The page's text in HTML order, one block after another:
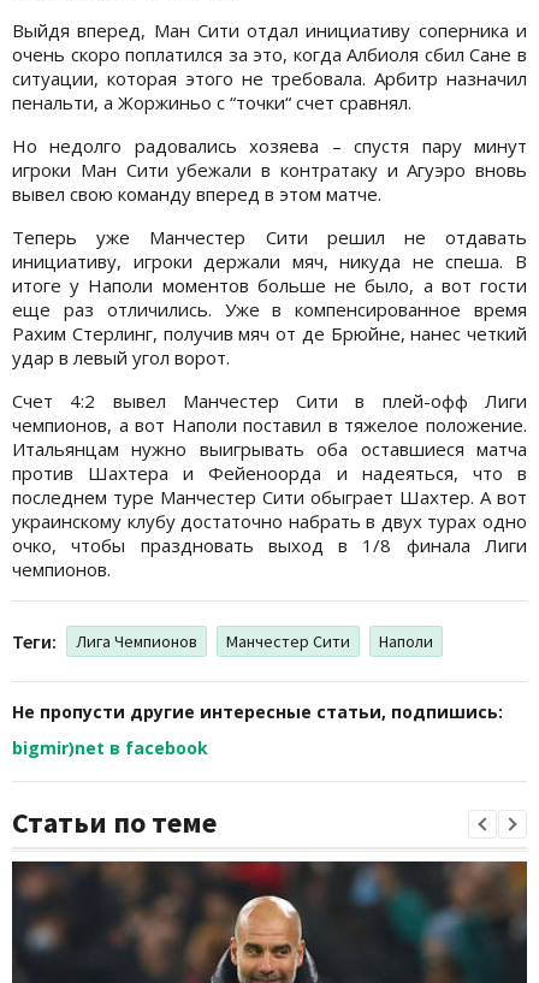
Выйдя вперед, Ман Сити отдал инициативу соперника и
очень скоро поплатился за это, когда Албиоля сбил Сане в
ситуации, которая этого не требовала. Арбитр назначил
пенальти, а Жоржиньо с “точки“ счет сравнял.
Но недолго радовались хозяева – спустя пару минут
игроки Ман Сити убежали в контратаку и Агуэро вновь
вывел свою команду вперед в этом матче.
Теперь уже Манчестер Сити решил не отдавать
инициативу, игроки держали мяч, никуда не спеша. В
итоге у Наполи моментов больше не было, а вот гости
еще раз отличились. Уже в компенсированное время
Рахим Стерлинг, получив мяч от де Брюйне, нанес четкий
удар в левый угол ворот.
Счет 4:2 вывел Манчестер Сити в плей-офф Лиги
чемпионов, а вот Наполи поставил в тяжелое положение.
Итальянцам нужно выигрывать оба оставшиеся матча
против Шахтера и Фейеноорда и надеяться, что в
последнем туре Манчестер Сити обыграет Шахтер. А вот
украинскому клубу достаточно набрать в двух турах одно
очко, чтобы праздновать выход в 1/8 финала Лиги
чемпионов.
Теги: Лига Чемпионов Манчестер Сити Наполи
Не пропусти другие интересные статьи, подпишись:
bigmir)net в facebook
Статьи по теме